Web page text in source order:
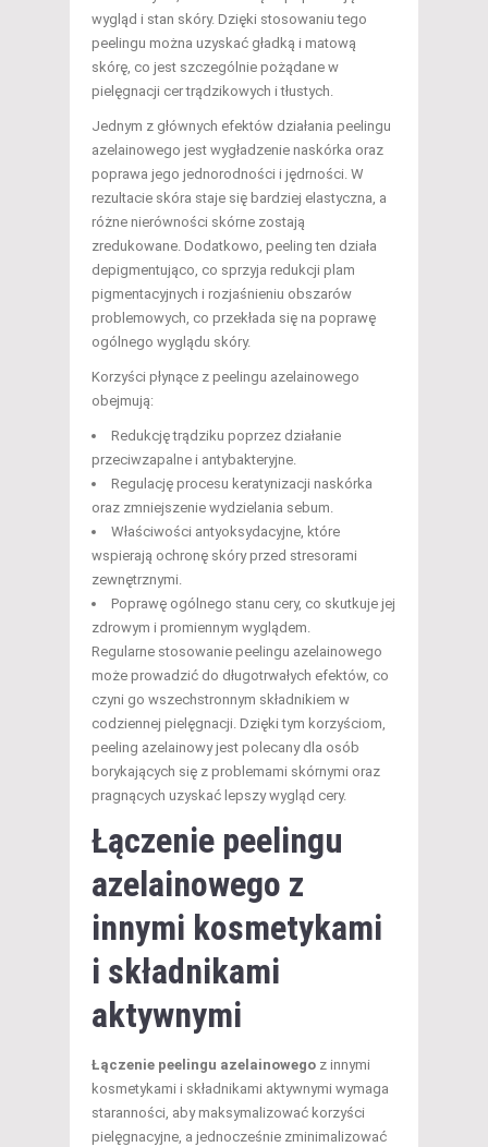
wygląd i stan skóry. Dzięki stosowaniu tego
peelingu można uzyskać gładką i matową
skórę, co jest szczególnie pożądane w
pielęgnacji cer trądzikowych i tłustych.
Jednym z głównych efektów działania peelingu
azelainowego jest wygładzenie naskórka oraz
poprawa jego jednorodności i jędrności. W
rezultacie skóra staje się bardziej elastyczna, a
różne nierówności skórne zostają
zredukowane. Dodatkowo, peeling ten działa
depigmentująco, co sprzyja redukcji plam
pigmentacyjnych i rozjaśnieniu obszarów
problemowych, co przekłada się na poprawę
ogólnego wyglądu skóry.
Korzyści płynące z peelingu azelainowego
obejmują:
Redukcję trądziku poprzez działanie
przeciwzapalne i antybakteryjne.
Regulację procesu keratynizacji naskórka
oraz zmniejszenie wydzielania sebum.
Właściwości antyoksydacyjne, które
wspierają ochronę skóry przed stresorami
zewnętrznymi.
Poprawę ogólnego stanu cery, co skutkuje jej
zdrowym i promiennym wyglądem.
Regularne stosowanie peelingu azelainowego
może prowadzić do długotrwałych efektów, co
czyni go wszechstronnym składnikiem w
codziennej pielęgnacji. Dzięki tym korzyściom,
peeling azelainowy jest polecany dla osób
borykających się z problemami skórnymi oraz
pragnących uzyskać lepszy wygląd cery.
Łączenie peelingu
azelainowego z
innymi kosmetykami
i składnikami
aktywnymi
Łączenie peelingu azelainowego z innymi
kosmetykami i składnikami aktywnymi wymaga
staranności, aby maksymalizować korzyści
pielęgnacyjne, a jednocześnie zminimalizować